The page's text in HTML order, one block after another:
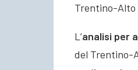
Trentino-Alto
L’analisi per
del Trentino-